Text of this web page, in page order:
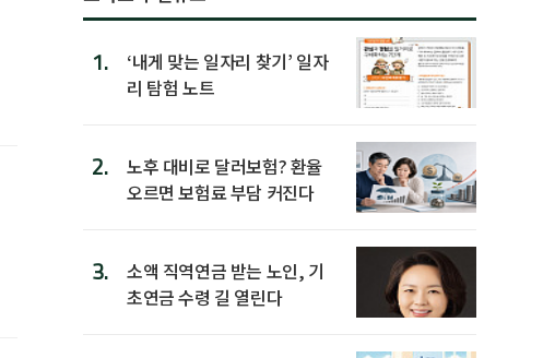
1.
‘내게 맞는 일자리 찾기’ 일자
리 탐험 노트
2.
노후 대비로 달러보험? 환율
오르면 보험료 부담 커진다
3.
소액 직역연금 받는 노인, 기
초연금 수령 길 열린다